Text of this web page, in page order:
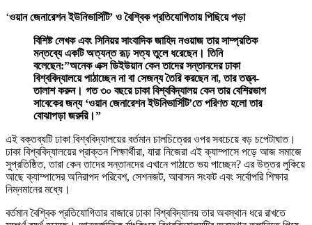
‘ওয়ান জেনারেশন ইউনিভার্সিটি’ ও বৈশ্বিক প্রতিযোগিতায় পিছিয়ে পড়া
বিশিষ্ট লেখক এবং সিনিয়র সাংবাদিক জাহিদ নওয়াজ তার সাম্প্রতিক
মন্তব্যে একটি অত্যন্ত রূঢ় সত্য তুলে ধরেছেন। তিনি
বলেছেন:”অনেক এক্স ডিইউয়ান কেন তাদের সন্তানদের ঢাকা
বিশ্ববিদ্যালয়ে পাঠাচ্ছেন না বা সেজন্য তৈরি করছেন না, তার তত্ত্ব-
তালাশ করুন। গত ৩০ বছরে ঢাকা বিশ্ববিদ্যালয় কেন তার বেশিরভাগ
সাবেকের জন্য ‘ওয়ান জেনারেশন ইউনিভার্সিটি’তে পরিণত হলো তার
বোঝাপড়া জরুরি।”
এই বক্তব্যটি ঢাকা বিশ্ববিদ্যালয়ের বর্তমান চালচিত্রের ওপর সবচেয়ে বড় চপেটাঘাত।
ঢাকা বিশ্ববিদ্যালয়ের প্রাক্তন শিক্ষার্থীরা, যারা নিজেরা এই ক্যাম্পাসে পড়ে আজ সমাজে
সুপ্রতিষ্ঠিত, তারা কেন তাদের সন্তানদের এখানে পাঠাতে ভয় পাচ্ছেন? এর উত্তর লুকিয়ে
আছে ক্যাম্পাসের অনিরাপদ পরিবেশ, সেশনজট, আবাসন সংকট এবং সর্বোপরি শিক্ষার
নিম্নমানের মধ্যে।
বর্তমান বৈশ্বিক প্রতিযোগিতার বাজারে ঢাকা বিশ্ববিদ্যালয় তার অবস্থান ধরে রাখতে